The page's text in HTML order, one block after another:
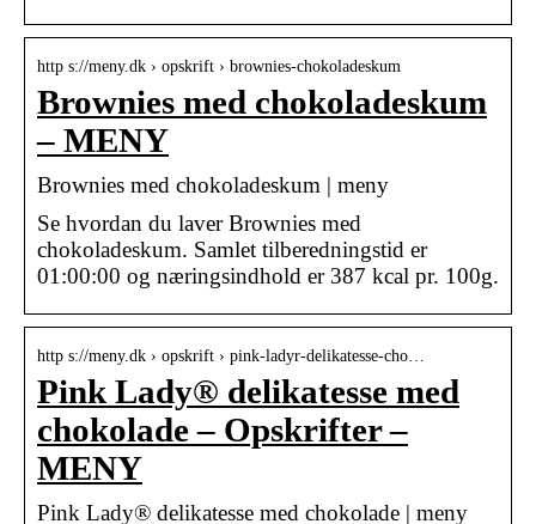
http s://meny.dk › opskrift › brownies-chokoladeskum
Brownies med chokoladeskum
– MENY
Brownies med chokoladeskum | meny
Se hvordan du laver Brownies med
chokoladeskum. Samlet tilberedningstid er
01:00:00 og næringsindhold er 387 kcal pr. 100g.
http s://meny.dk › opskrift › pink-ladyr-delikatesse-cho…
Pink Lady® delikatesse med
chokolade – Opskrifter –
MENY
Pink Lady® delikatesse med chokolade | meny